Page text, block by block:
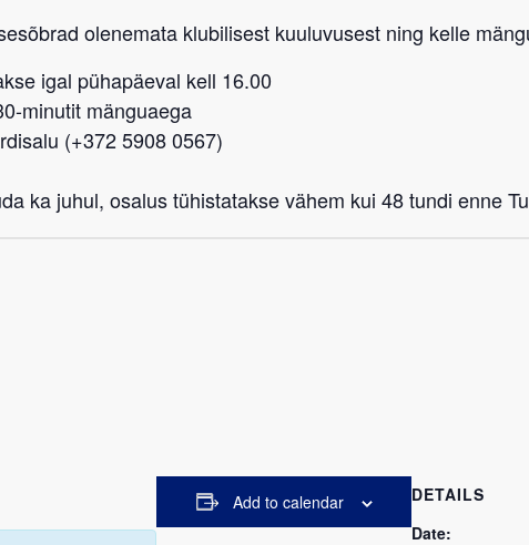
olenemata klubilisest kuuluvusest ning kelle
igal pühapäeval kell 16.00
minutit mänguaega
(+372 5908 0567)
ka juhul, osalus tühistatakse vähem kui 48 tundi enne
Add to calendar
DETAILS
Date: